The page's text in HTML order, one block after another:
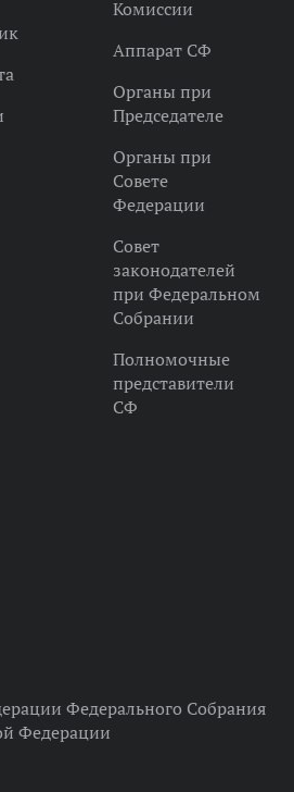
Комиссии
Аппарат СФ
Органы при
Председателе
Органы при
Совете
Федерации
Совет
законодателей
при Федеральном
Собрании
Полномочные
представители
СФ
Федерального Собрания
Федерации